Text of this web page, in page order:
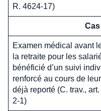
R. 4624-17)
Examen médical avant
la retraite pour les
bénéficié d’un suivi
renforcé au cours de
déjà reporté (C. trav.,
2-1)